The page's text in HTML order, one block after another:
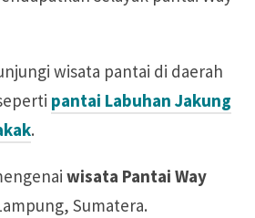
wisata pantai di daerah
pantai Labuhan Jakung
.
wisata Pantai Way
Sumatera.